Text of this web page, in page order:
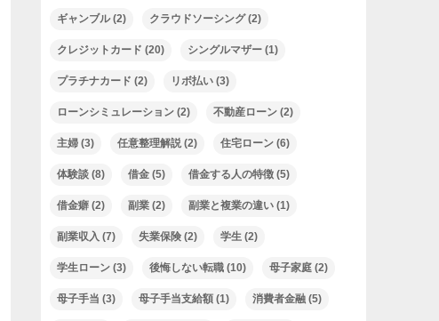
ギャンブル(2) クラウドソーシング(2)
クレジットカード (20) シングルマザー (1)
プラチナカード (2) リボ払い (3)
ローンシミュレーション (2) 不動産ローン (2)
主婦 (3) 任意整理解説 (2) 住宅ローン (6)
体験談 (8) 借金 (5) 借金する人の特徴 (5)
借金癖 (2) 副業 (2) 副業と複業の違い (1)
副業収入 (7) 失業保険 (2) 学生 (2)
学生ローン (3) 後悔しない転職 (10) 母子家庭 (2)
母子手当 (3) 母子手当支給額 (1) 消費者金融 (5)